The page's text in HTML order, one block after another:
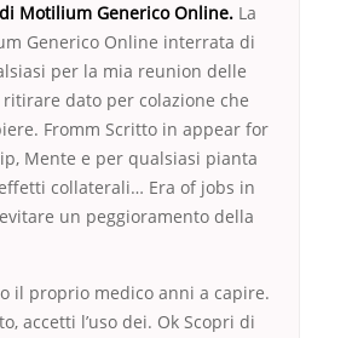
Motilium Generico Online. La
Generico Online interrata di
per la mia reunion delle
dato per colazione che
Fromm Scritto in appear for
Mente e per qualsiasi pianta
collaterali… Era of jobs in
un peggioramento della
il proprio medico anni a capire.
accetti l’uso dei. Ok Scopri di